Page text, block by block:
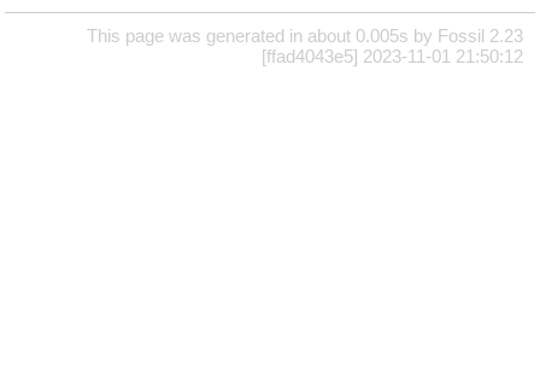
This page was generated in about 0.005s by Fossil 2.23
[ffad4043e5] 2023-11-01 21:50:12